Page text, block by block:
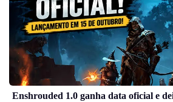
Enshrouded 1.0 ganha data oficial e